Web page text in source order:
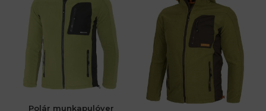
Polár munkapulóver